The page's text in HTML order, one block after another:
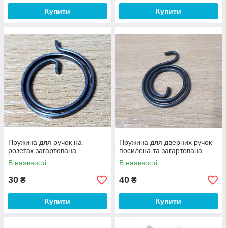
Купити Купити
Пружина для ручок на
розетах загартована
В наявності
30 ₴
Купити
Пружина для дверних ручок
посилена та загартована
В наявності
40 ₴
Купити